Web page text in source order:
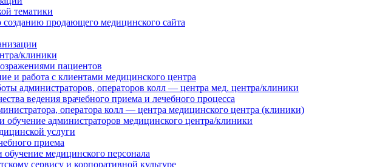
тематики
созданию продающего медицинского сайта
клиники
пациентов
и работа с клиентами медицинского центра
администраторов, операторов колл — центра мед. центра/клиники
ведения врачебного приема и лечебного процесса
оператора колл — центра медицинского центра (клиники)
обучение администраторов медицинского центра/клиники
услуги
приема
медицинского персонала
сервису и корпоративной культуре